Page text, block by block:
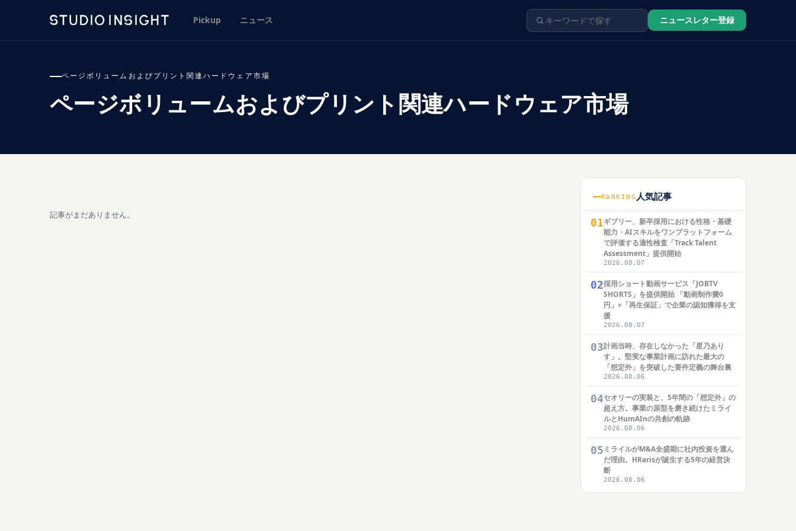
Pickup ニュース ニュースレター登録
ページボリュームおよびプリント関連ハードウェア市場
ページボリュームおよびプリント関連ハードウェア市場
記事がまだありません。
RANKING 人気記事
01ギブリー、新卒採用における性格・基礎
能力・AIスキルをワンプラットフォーム
で評価する適性検査「Track Talent
Assessment」提供開始
2026.08.07
02採用ショート動画サービス「JOBTV
SHORTS」を提供開始 「動画制作費0
円」×「再生保証」で企業の認知獲得を支
援
2026.08.07
03計画当時、存在しなかった「星乃あり
す」。堅実な事業計画に訪れた最大の
「想定外」を突破した要件定義の舞台裏
2026.08.06
04セオリーの実装と、5年間の「想定外」の
超え方。事業の原型を磨き続けたミライ
ルとHumAInの共創の軌跡
2026.08.06
05 ミライルがM&A全盛期に社内投資を選ん
だ理由。HRarisが誕生する5年の経営決
断
2026.08.06